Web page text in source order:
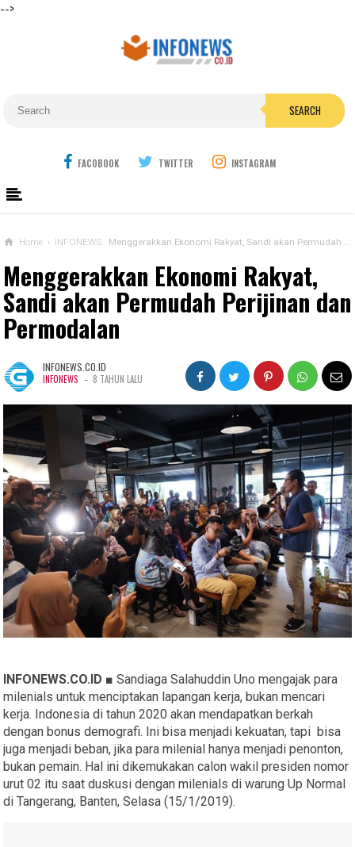
-->
SEARCH
FACOBOOK TWITTER INSTAGRAM
Home › INFONEWS Menggerakkan Ekonomi Rakyat, Sandi akan Permudah Perijinan dan Permodalan
Menggerakkan Ekonomi Rakyat,
Sandi akan Permudah Perijinan dan
Permodalan
INFONEWS.CO.ID
INFONEWS - 8 TAHUN LALU
INFONEWS.CO.ID ■Sandiaga Salahuddin Uno mengajak para
milenials untuk menciptakan lapangan kerja, bukan mencari
kerja. Indonesia di tahun 2020 akan mendapatkan berkah
dengan bonus demografi. Ini bisa menjadi kekuatan, tapi bisa
juga menjadi beban, jika para milenial hanya menjadi penonton,
bukan pemain. Hal ini dikemukakan calon wakil presiden nomor
urut 02 itu saat duskusi dengan milenials di warung Up Normal
di Tangerang, Banten, Selasa (15/1/2019).